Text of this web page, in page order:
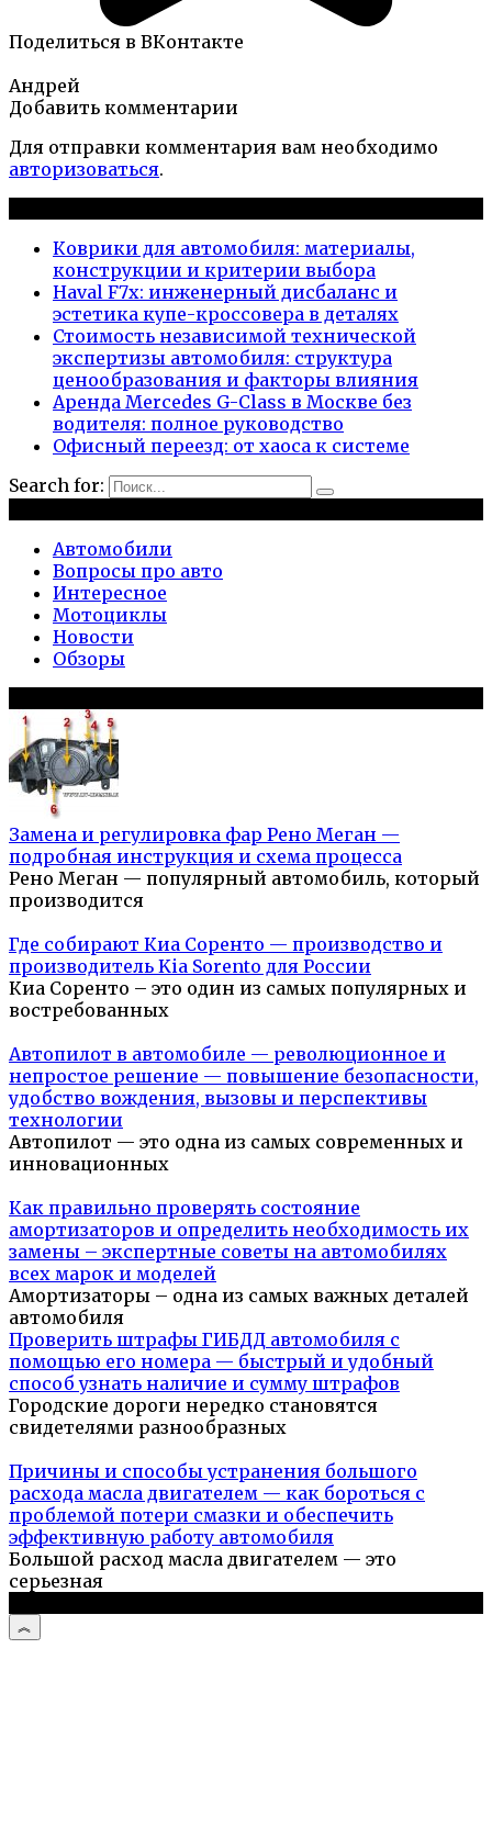
Поделиться в ВКонтакте
Андрей
Добавить комментарии
Для отправки комментария вам необходимо
авторизоваться.
Коврики для автомобиля: материалы,
конструкции и критерии выбора
Haval F7x: инженерный дисбаланс и
эстетика купе-кроссовера в деталях
Стоимость независимой технической
экспертизы автомобиля: структура
ценообразования и факторы влияния
Аренда Mercedes G-Class в Москве без
водителя: полное руководство
Офисный переезд: от хаоса к системе
Search for:
Автомобили
Вопросы про авто
Интересное
Мотоциклы
Новости
Обзоры
Замена и регулировка фар Рено Меган —
подробная инструкция и схема процесса
Рено Меган — популярный автомобиль, который
производится
Где собирают Киа Соренто — производство и
производитель Kia Sorento для России
Киа Соренто – это один из самых популярных и
востребованных
Автопилот в автомобиле — революционное и
непростое решение — повышение безопасности,
удобство вождения, вызовы и перспективы
технологии
Автопилот — это одна из самых современных и
инновационных
Как правильно проверять состояние
амортизаторов и определить необходимость их
замены – экспертные советы на автомобилях
всех марок и моделей
Амортизаторы – одна из самых важных деталей
автомобиля
Проверить штрафы ГИБДД автомобиля с
помощью его номера — быстрый и удобный
способ узнать наличие и сумму штрафов
Городские дороги нередко становятся
свидетелями разнообразных
Причины и способы устранения большого
расхода масла двигателем — как бороться с
проблемой потери смазки и обеспечить
эффективную работу автомобиля
Большой расход масла двигателем — это
серьезная